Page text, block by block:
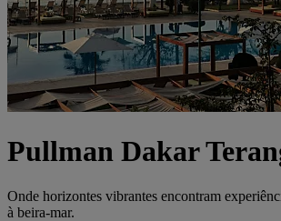
Pullman Dakar
Onde horizontes vibrantes encontram
à beira-mar.